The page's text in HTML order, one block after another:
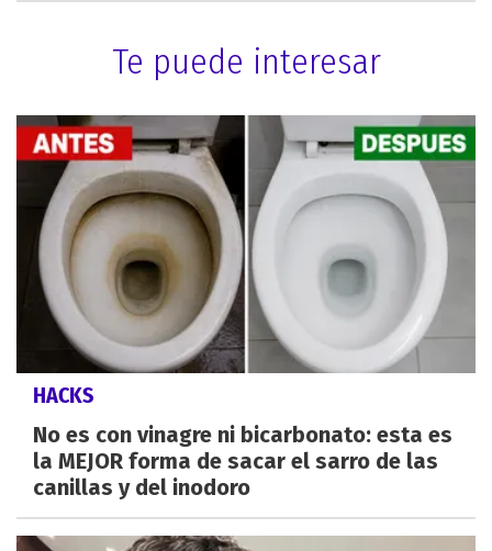
Te puede interesar
HACKS
No es con vinagre ni bicarbonato: esta es
la MEJOR forma de sacar el sarro de las
canillas y del inodoro